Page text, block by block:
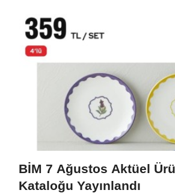
BİM 7 Ağustos Aktüel
Kataloğu Yayınlandı